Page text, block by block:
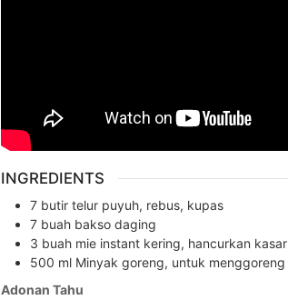
INGREDIENTS
7 butir telur puyuh, rebus, kupas
7 buah bakso daging
3 buah mie instant kering, hancurkan kasar
500 ml Minyak goreng, untuk menggoreng
Adonan Tahu